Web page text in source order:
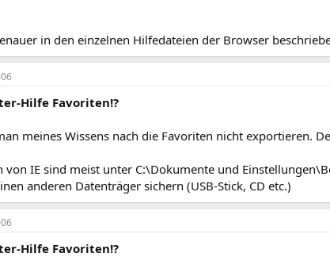
in den einzelnen Hilfedateien der Browser
Hilfe Favoriten!?
meines Wissens nach die Favoriten nicht exportieren.
von IE sind meist unter C:\Dokumente und
anderen Datenträger sichern (USB-Stick, CD etc.)
Hilfe Favoriten!?